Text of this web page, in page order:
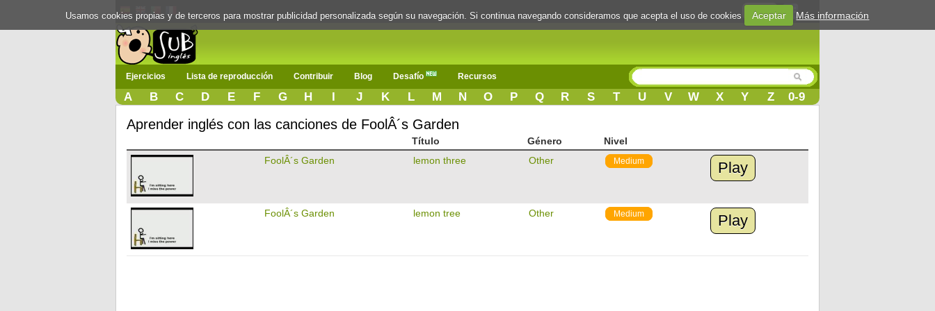
Login
Ejercicios Lista de reproducción Contribuir Blog Desafío Recursos
A B C D E F G H I J K L M N O P Q R S T U V W X Y Z 0-9
Aprender inglés con las canciones de FoolÂ´s Garden
Título Género
Nivel
FoolÂ´s Garden
lemon three Other Medium Play
FoolÂ´s Garden lemon tree Other Medium Play
Usamos cookies propias y de terceros para mostrar publicidad personalizada según su navegación. Si continua navegando consideramos que acepta el uso de cookies Aceptar Más información